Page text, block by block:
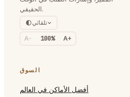
الحقيقي.
تلقائي
A- 100% A+
السوق
أفضل الأماكن في العالم